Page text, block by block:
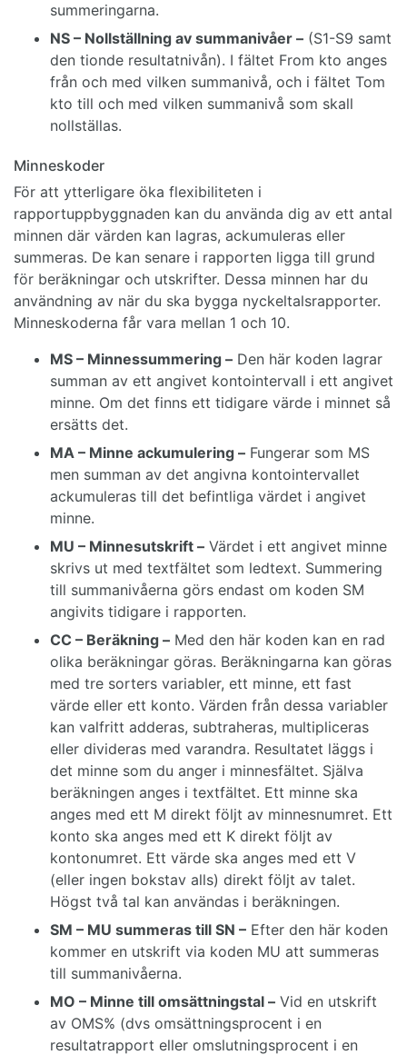
summeringarna.
NS – Nollställning av summanivåer – (S1-S9 samt
den tionde resultatnivån). I fältet From kto anges
från och med vilken summanivå, och i fältet Tom
kto till och med vilken summanivå som skall
nollställas.
Minneskoder
För att ytterligare öka flexibiliteten i
rapportuppbyggnaden kan du använda dig av ett antal
minnen där värden kan lagras, ackumuleras eller
summeras. De kan senare i rapporten ligga till grund
för beräkningar och utskrifter. Dessa minnen har du
användning av när du ska bygga nyckeltalsrapporter.
Minneskoderna får vara mellan 1 och 10.
MS – Minnessummering – Den här koden lagrar
summan av ett angivet kontointervall i ett angivet
minne. Om det finns ett tidigare värde i minnet så
ersätts det.
MA – Minne ackumulering – Fungerar som MS
men summan av det angivna kontointervallet
ackumuleras till det befintliga värdet i angivet
minne.
MU – Minnesutskrift – Värdet i ett angivet minne
skrivs ut med textfältet som ledtext. Summering
till summanivåerna görs endast om koden SM
angivits tidigare i rapporten.
CC – Beräkning – Med den här koden kan en rad
olika beräkningar göras. Beräkningarna kan göras
med tre sorters variabler, ett minne, ett fast
värde eller ett konto. Värden från dessa variabler
kan valfritt adderas, subtraheras, multipliceras
eller divideras med varandra. Resultatet läggs i
det minne som du anger i minnesfältet. Själva
beräkningen anges i textfältet. Ett minne ska
anges med ett M direkt följt av minnesnumret. Ett
konto ska anges med ett K direkt följt av
kontonumret. Ett värde ska anges med ett V
(eller ingen bokstav alls) direkt följt av talet.
Högst två tal kan användas i beräkningen.
SM – MU summeras till SN – Efter den här koden
kommer en utskrift via koden MU att summeras
till summanivåerna.
MO – Minne till omsättningstal – Vid en utskrift
av OMS% (dvs omsättningsprocent i en
resultatrapport eller omslutningsprocent i en